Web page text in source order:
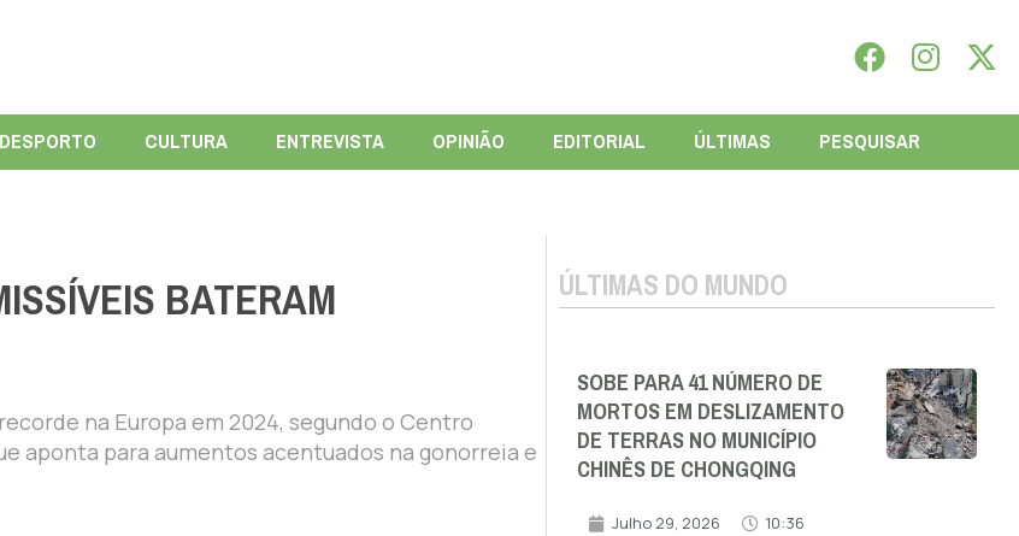
DESPORTO CULTURA ENTREVISTA OPINIÃO EDITORIAL ÚLTIMAS PESQUISAR
BATERAM
na Europa em 2024, segundo o Centro
aponta para aumentos acentuados na gonorreia e
ÚLTIMAS DO MUNDO
SOBE PARA 41 NÚMERO DE
MORTOS EM DESLIZAMENTO
DE TERRAS NO MUNICÍPIO
CHINÊS DE CHONGQING
Julho 29, 2026 10:36